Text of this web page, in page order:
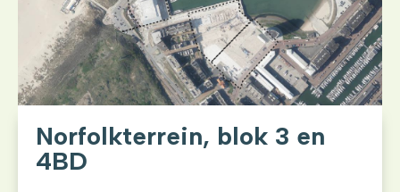
Norfolkterrein, blok 3 en
4BD